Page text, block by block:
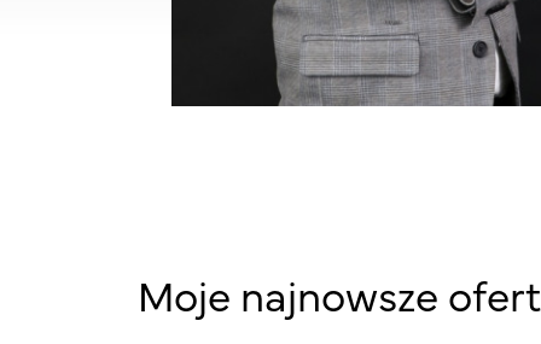
Moje najnowsze